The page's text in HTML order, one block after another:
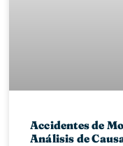
Accidentes de
Análisis de